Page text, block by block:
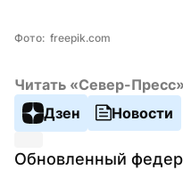
Фото:  freepik.com
Читать «Север-
Дзен
Новости
Обновленный